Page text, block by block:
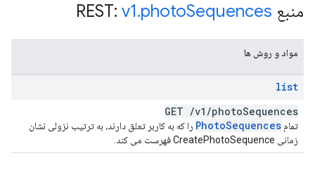
منبع REST: v1.photoSequences
مواد و روش ها
list
GET /v1 /photoSequences
تمام PhotoSequences
را که به کاربر تعلق دارند، به ترتیب نزولی نشان
زمانی CreatePhotoSequence فهرست می کند.